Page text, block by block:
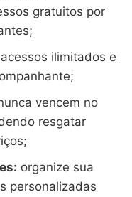
gratuitos por
ilimitados e
vencem no
resgatar
organize sua
personalizadas